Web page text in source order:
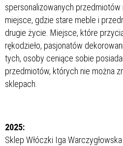
spersonalizowanych przedmiotów
miejsce, gdzie stare meble i
drugie życie. Miejsce, które
rękodzieło, pasjonatów
tych, osoby ceniące sobie
przedmiotów, których nie można
sklepach.
2025:
Sklep Włóczki Iga